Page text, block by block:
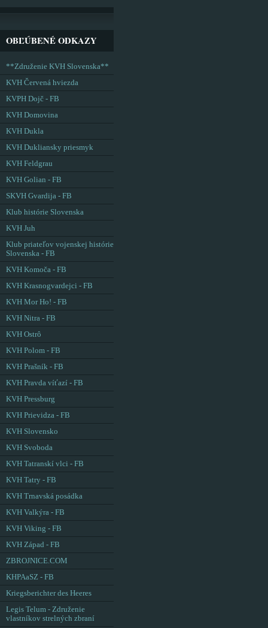
OBĽÚBENÉ ODKAZY
**Združenie KVH Slovenska**
KVH Červená hviezda
KVPH Dojč - FB
KVH Domovina
KVH Dukla
KVH Dukliansky priesmyk
KVH Feldgrau
KVH Golian - FB
SKVH Gvardija - FB
Klub histórie Slovenska
KVH Juh
Klub priateľov vojenskej histórie
Slovenska - FB
KVH Komoča - FB
KVH Krasnogvardejci - FB
KVH Mor Ho! - FB
KVH Nitra - FB
KVH Ostrô
KVH Polom - FB
KVH Prašník - FB
KVH Pravda víťazí - FB
KVH Pressburg
KVH Prievidza - FB
KVH Slovensko
KVH Svoboda
KVH Tatranskí vlci - FB
KVH Tatry - FB
KVH Trnavská posádka
KVH Valkýra - FB
KVH Viking - FB
KVH Západ - FB
ZBROJNICE.COM
KHPAaSZ - FB
Kriegsberichter des Heeres
Legis Telum - Združenie
vlastníkov strelných zbraní